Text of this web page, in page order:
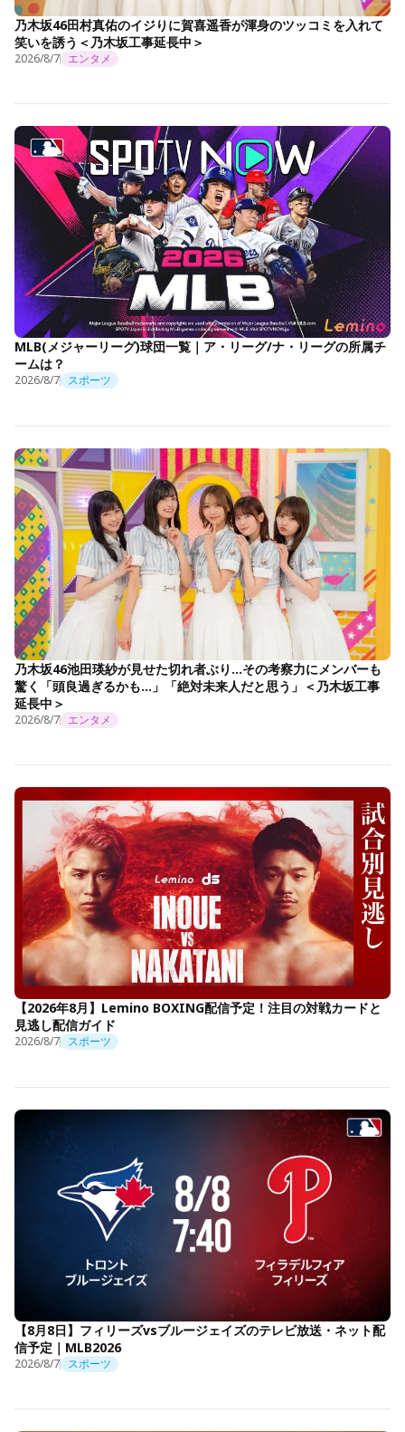
乃木坂46田村真佑のイジりに賀喜遥香が渾身のツッコミを入れて
笑いを誘う＜乃木坂工事延長中＞
2026/8/7 エンタメ
MLB(メジャーリーグ)球団一覧｜ア・リーグ/ナ・リーグの所属チ
ームは？
2026/8/7 スポーツ
乃木坂46池田瑛紗が見せた切れ者ぶり…その考察力にメンバーも
驚く「頭良過ぎるかも…」「絶対未来人だと思う」＜乃木坂工事
延長中＞
2026/8/7 エンタメ
【2026年8月】Lemino BOXING配信予定！注目の対戦カードと
見逃し配信ガイド
2026/8/7 スポーツ
【8月8日】フィリーズvsブルージェイズのテレビ放送・ネット配
信予定｜MLB2026
2026/8/7 スポーツ